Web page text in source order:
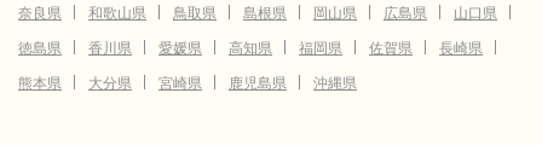
奈良県
和歌山県 鳥取県 島根県 岡山県 広島県
山口県
徳島県
香川県 愛媛県 高知県 福岡県 佐賀県
長崎県
熊本県
大分県 宮崎県 鹿児島県 沖縄県